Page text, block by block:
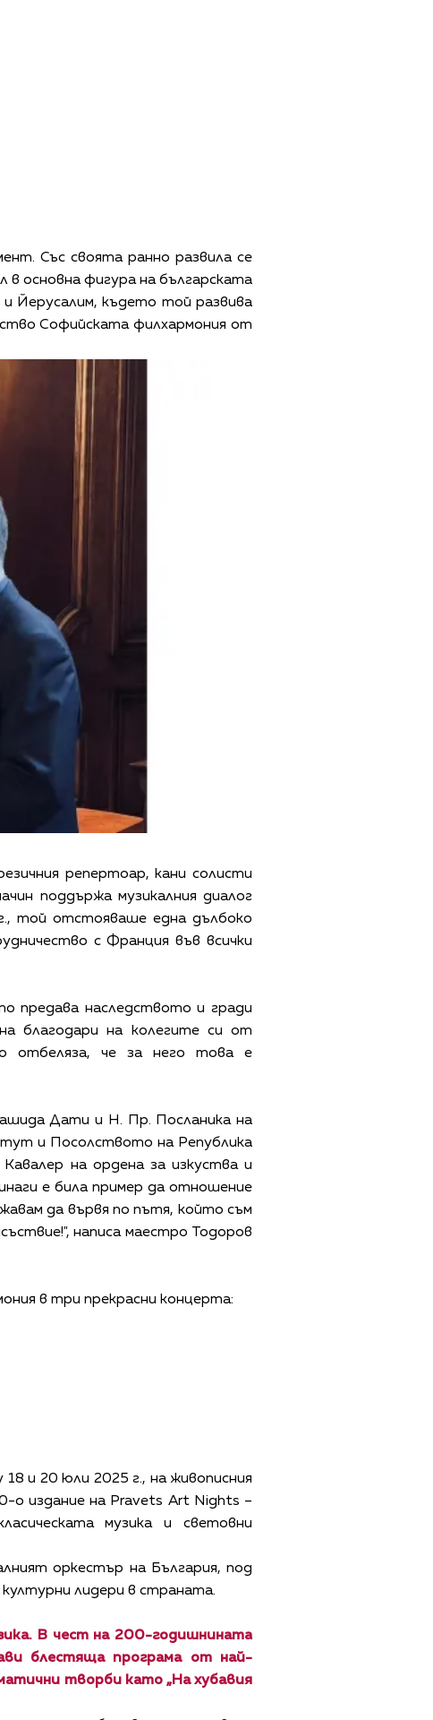
Със своята ранно развила се
основна фигура на българската
Йерусалим, където той развива
Софийската филхармония от
репертоар, кани солисти
поддържа музикалния диалог
той отстояваше една дълбоко
с Франция във всички
предава наследството и гради
благодари на колегите си от
отбеляза, че за него това е
Дати и Н. Пр. Посланика на
и Посолството на Република
на ордена за изкуства и
е била пример да отношение
да вървя по пътя, който съм
написа маестро Тодоров
в три прекрасни концерта:
и 20 юли 2025 г., на живописния
о издание на Pravets Art Nights –
музика и световни
оркестър на България, под
лидери в страната.
В чест на 200-годишнината
блестяща програма от най-
творби като „На хубавия